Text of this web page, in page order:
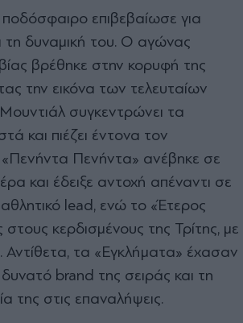
επιβεβαίωσε για
τη δυναμική του. Ο αγώνας
βρέθηκε στην κορυφή της
την εικόνα των τελευταίων
συγκεντρώνει τα
και πιέζει έντονα τον
Πενήντα» ανέβηκε σε
και έδειξε αντοχή απέναντι σε
lead, ενώ το «Έτερος
κερδισμένους της Τρίτης, με
Αντίθετα, τα «Εγκλήματα» έχασαν
brand της σειράς και τη
της στις επαναλήψεις.